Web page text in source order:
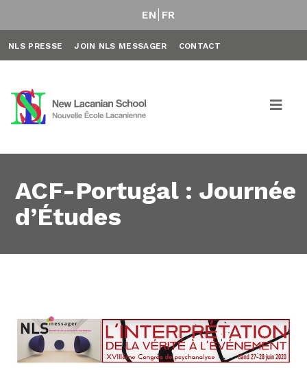
EN FR
NLS PRESSE JOIN NLS MESSAGER CONTACT
ACF-Portugal : Journée
d’Études